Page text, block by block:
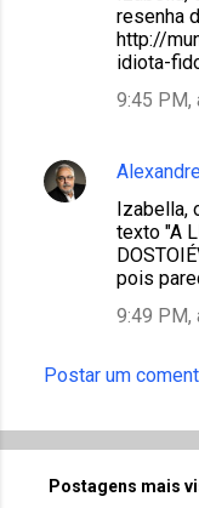
resenha
http://
idiota-
9:45 PM,
Izabella,
texto "A
pois
9:49 PM,
Postar um
Postagens mais